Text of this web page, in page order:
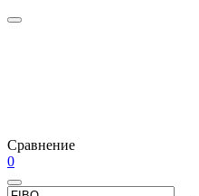
Сравнение
0